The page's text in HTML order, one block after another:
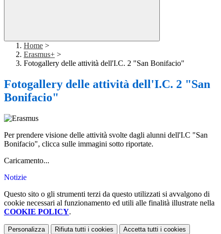
Home >
Erasmus+ >
Fotogallery delle attività dell'I.C. 2 "San Bonifacio"
Fotogallery delle attività dell'I.C. 2 "San
Bonifacio"
Per prendere visione delle attività svolte dagli alunni dell'I.C "San
Bonifacio", clicca sulle immagini sotto riportate.
Caricamento...
Notizie
Questo sito o gli strumenti terzi da questo utilizzati si avvalgono di
cookie necessari al funzionamento ed utili alle finalità illustrate nella
COOKIE POLICY.
Personalizza Rifiuta tutti i cookies Accetta tutti i cookies